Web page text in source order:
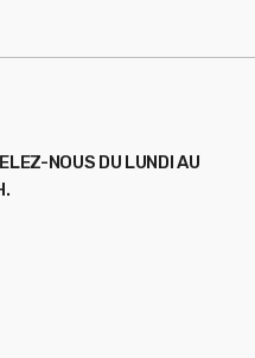
NOUS DU LUNDI AU